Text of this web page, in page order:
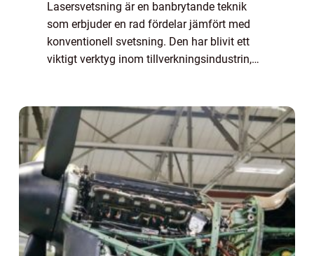
Lasersvetsning är en banbrytande teknik
som erbjuder en rad fördelar jämfört med
konventionell svetsning. Den har blivit ett
viktigt verktyg inom tillverkningsindustrin,